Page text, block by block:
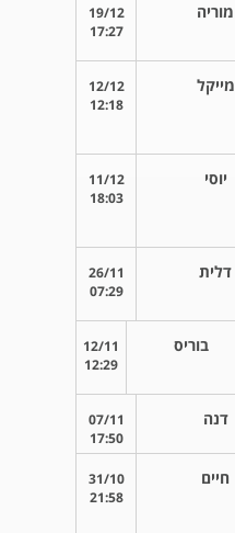
מוריה
19/12
17:27
מייקל
12/12
12:18
יוסי
11/12
18:03
דלית
26/11
07:29
בוריס
12/11
12:29
דנה
07/11
17:50
חיים
31/10
21:58